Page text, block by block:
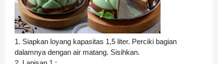
1. Siapkan loyang kapasitas 1,5 liter. Perciki bagian
dalamnya dengan air matang. Sisihkan.